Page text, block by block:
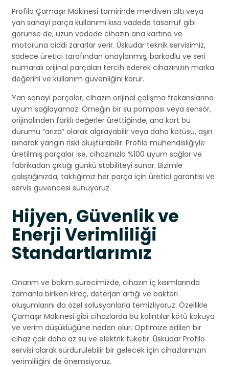
Profilo Çamaşır Makinesi tamirinde merdiven altı veya
yan sanayi parça kullanımı kısa vadede tasarruf gibi
görünse de, uzun vadede cihazın ana kartına ve
motoruna ciddi zararlar verir. Üsküdar teknik servisimiz,
sadece üretici tarafından onaylanmış, barkodlu ve seri
numaralı orijinal parçaları tercih ederek cihazınızın marka
değerini ve kullanım güvenliğini korur.
Yan sanayi parçalar, cihazın orijinal çalışma frekanslarına
uyum sağlayamaz. Örneğin bir su pompası veya sensör,
orijinalinden farklı değerler ürettiğinde, ana kart bu
durumu “arıza” olarak algılayabilir veya daha kötüsü, aşırı
ısınarak yangın riski oluşturabilir. Profilo mühendisliğiyle
üretilmiş parçalar ise, cihazınızla %100 uyum sağlar ve
fabrikadan çıktığı günkü stabiliteyi sunar. Bizimle
çalıştığınızda, taktığımız her parça için üretici garantisi ve
servis güvencesi sunuyoruz.
Hijyen, Güvenlik ve
Enerji Verimliliği
Standartlarımız
Onarım ve bakım sürecimizde, cihazın iç kısımlarında
zamanla biriken kireç, deterjan artığı ve bakteri
oluşumlarını da özel solüsyonlarla temizliyoruz. Özellikle
Çamaşır Makinesi gibi cihazlarda bu kalıntılar kötü kokuya
ve verim düşüklüğüne neden olur. Optimize edilen bir
cihaz çok daha az su ve elektrik tüketir. Üsküdar Profilo
servisi olarak sürdürülebilir bir gelecek için cihazlarınızın
verimliliğini de önemsiyoruz.